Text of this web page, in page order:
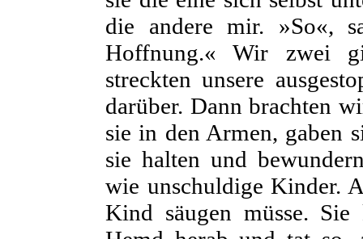
die andere mir. »So«,
Hoffnung.« Wir zwei
streckten unsere
darüber. Dann brachten
sie in den Armen, gaben
sie halten und
wie unschuldige Kinder.
Kind säugen müsse.